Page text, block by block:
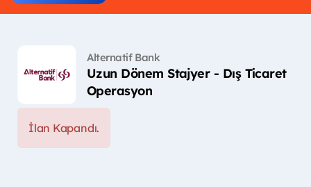
Alternatif Bank
Uzun Dönem Stajyer - Dış Ticaret
Operasyon
İlan Kapandı.